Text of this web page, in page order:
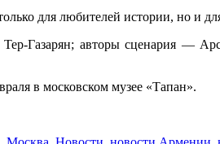
для любителей истории, но и
Газарян; авторы сценария —
в московском музее «Тапан».